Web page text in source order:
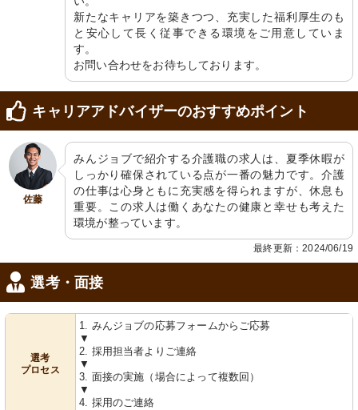
新たなキャリアを築きつつ、充実した福利厚生のも
と安心して長く従事できる環境をご用意していま
す。
お問い合わせをお待ちしております。
キャリアアドバイザーのおすすめポイント
佐藤
みんジョブで紹介する介護職の求人は、夏季休暇が
しっかり確保されている点が一番の魅力です。介護
の仕事は心身ともに充実感を得られますが、休息も
重要。この求人は働くあなたの健康と幸せも考えた
環境が整っています。
最終更新：2024/06/19
選考・面接
選考
プロセス
1. みんジョブの応募フォームからご応募
▼
2. 採用担当者よりご連絡
▼
3. 面接の実施（場合によって複数回）
▼
4. 採用のご連絡